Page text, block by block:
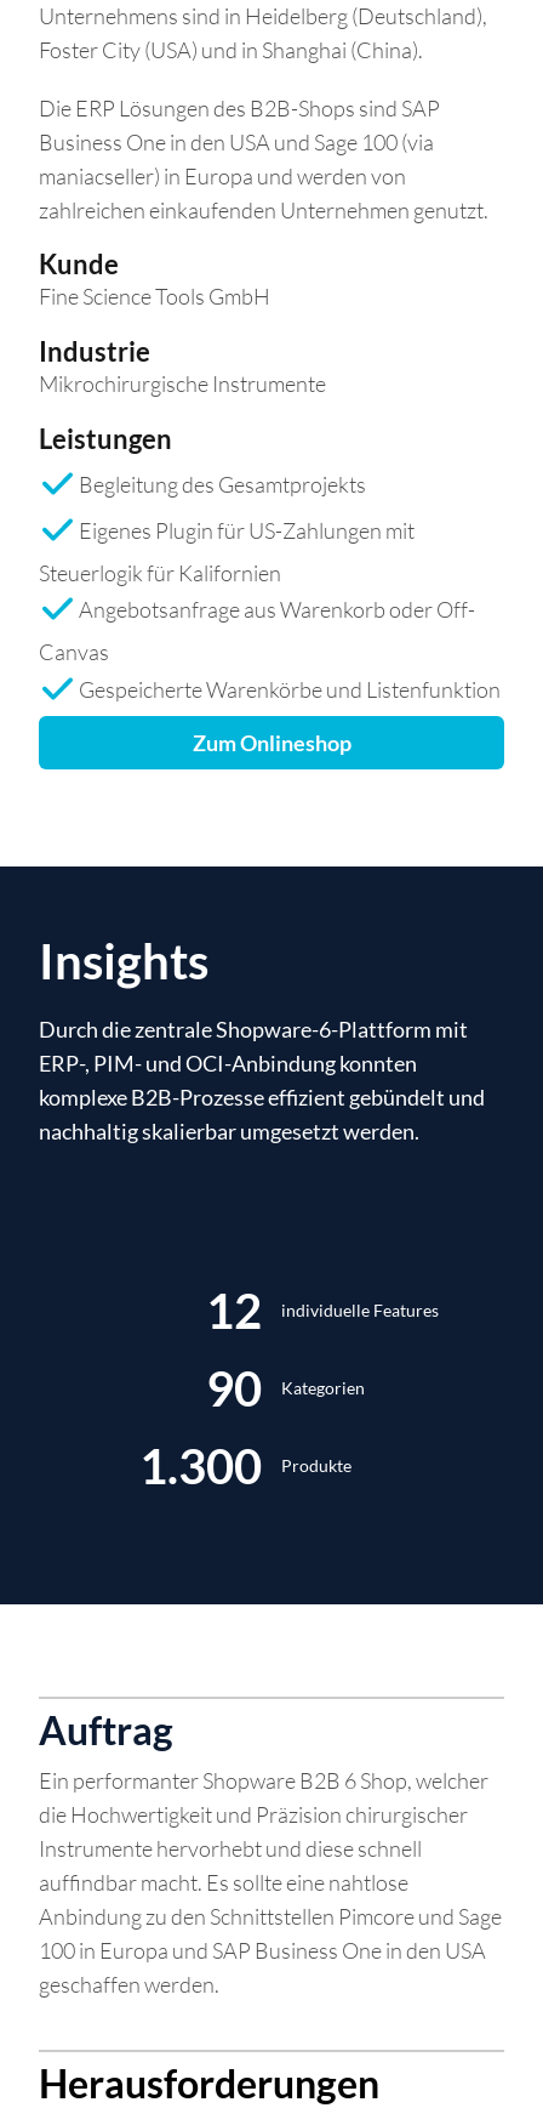
Unternehmens sind in Heidelberg (Deutschland),
Foster City (USA) und in Shanghai (China).
Die ERP Lösungen des B2B-Shops sind SAP
Business One in den USA und Sage 100 (via
maniacseller) in Europa und werden von
zahlreichen einkaufenden Unternehmen genutzt.
Kunde
Fine Science Tools GmbH
Industrie
Mikrochirurgische Instrumente
Leistungen
Begleitung des Gesamtprojekts
Eigenes Plugin für US-Zahlungen mit
Steuerlogik für Kalifornien
Angebotsanfrage aus Warenkorb oder Off-
Canvas
Gespeicherte Warenkörbe und Listenfunktion
Zum Onlineshop
Insights
Durch die zentrale Shopware-6-Plattform mit
ERP-, PIM- und OCI-Anbindung konnten
komplexe B2B-Prozesse effizient gebündelt und
nachhaltig skalierbar umgesetzt werden.
12 individuelle Features
90 Kategorien
1.300 Produkte
Auftrag
Ein performanter Shopware B2B 6 Shop, welcher
die Hochwertigkeit und Präzision chirurgischer
Instrumente hervorhebt und diese schnell
auffindbar macht. Es sollte eine nahtlose
Anbindung zu den Schnittstellen Pimcore und Sage
100 in Europa und SAP Business One in den USA
geschaffen werden.
Herausforderungen